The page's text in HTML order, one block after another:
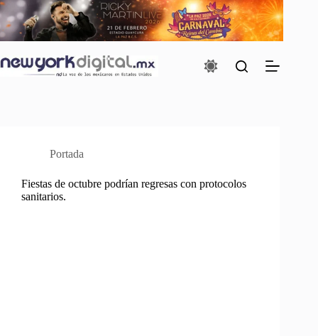
Saltar
al
contenido
Portada
Fiestas de octubre podrían regresas con protocolos
sanitarios.